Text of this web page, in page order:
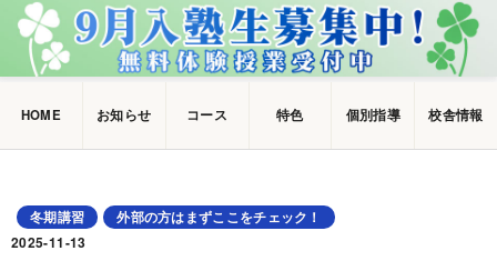
HOME お知らせ コース 特色 個別指導 校舎情報
冬期講習
外部の方はまずここをチェック！
2025-11-13